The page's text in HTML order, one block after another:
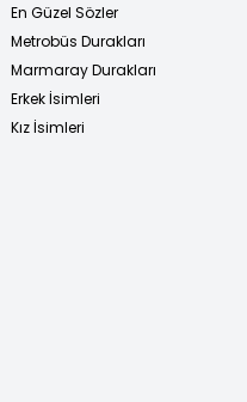
En Güzel Sözler
Metrobüs Durakları
Marmaray Durakları
Erkek İsimleri
Kız İsimleri